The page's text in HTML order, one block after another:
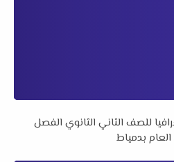
للصف الثاني الثانوي الفصل